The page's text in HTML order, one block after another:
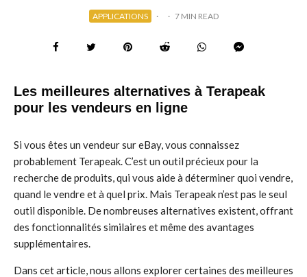
APPLICATIONS · · 7 MIN READ
Les meilleures alternatives à Terapeak
pour les vendeurs en ligne
Si vous êtes un vendeur sur eBay, vous connaissez
probablement Terapeak. C’est un outil précieux pour la
recherche de produits, qui vous aide à déterminer quoi vendre,
quand le vendre et à quel prix. Mais Terapeak n’est pas le seul
outil disponible. De nombreuses alternatives existent, offrant
des fonctionnalités similaires et même des avantages
supplémentaires.
Dans cet article, nous allons explorer certaines des meilleures